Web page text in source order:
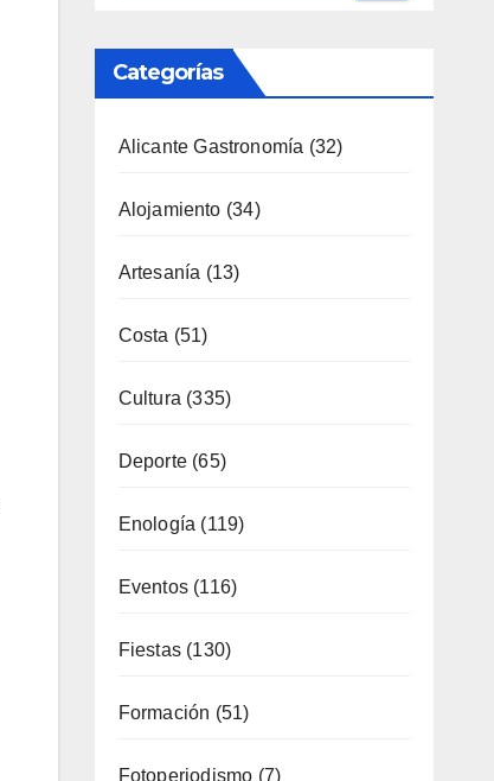
Alicante Gastronomía
Alojamiento
Artesanía(13)
Costa(51)
Cultura(335)
Deporte(65)
Enología(119)
Eventos(116)
Fiestas(130)